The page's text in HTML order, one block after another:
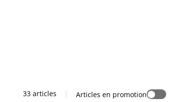
33 articles | Articles en promotion